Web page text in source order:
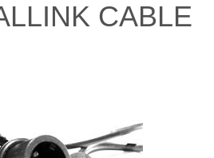
CABLE